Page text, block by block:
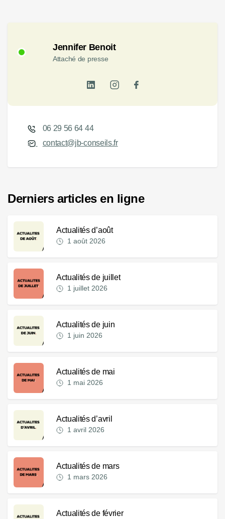
Jennifer Benoit
Attaché de presse
06 29 56 64 44
contact@jb-conseils.fr
Derniers articles en ligne
Actualités d’août
1 août 2026
Actualités de juillet
1 juillet 2026
Actualités de juin
1 juin 2026
Actualités de mai
1 mai 2026
Actualités d’avril
1 avril 2026
Actualités de mars
1 mars 2026
Actualités de février